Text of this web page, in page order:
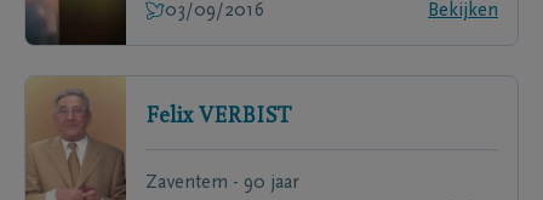
03/09/2016
Bekijken
Felix VERBIST
Zaventem - 90 jaar